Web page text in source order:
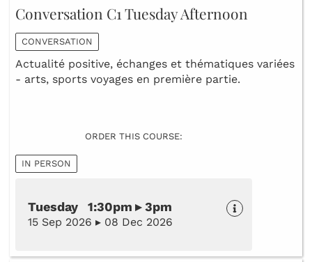
Conversation C1 Tuesday Afternoon
CONVERSATION
Actualité positive, échanges et thématiques variées
- arts, sports voyages en première partie.
ORDER THIS COURSE:
IN PERSON
Tuesday 1:30pm ▸ 3pm
15 Sep 2026 ▸ 08 Dec 2026